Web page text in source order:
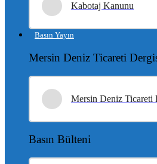
Kabotaj Kanunu
Basın Yayın
Mersin Deniz Ticareti
Mersin Deniz Ticareti
Basın Bülteni